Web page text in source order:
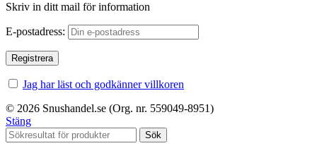
Skriv in ditt mail för information
E-postadress:
Jag har läst och godkänner villkoren
© 2026 Snushandel.se (Org. nr. 559049-8951)
Stäng
Sök